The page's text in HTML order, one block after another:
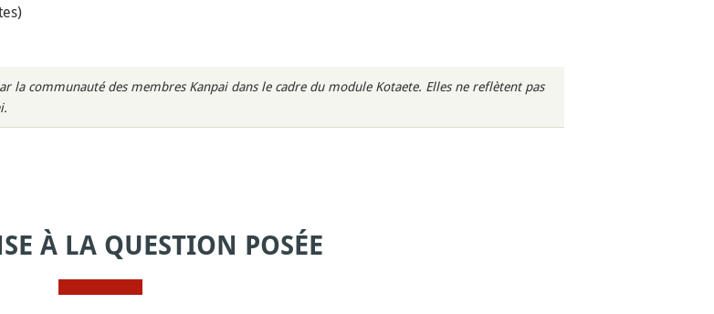
la communauté des membres Kanpai dans le cadre du module Kotaete. Elles ne reflètent pas
À LA QUESTION POSÉE